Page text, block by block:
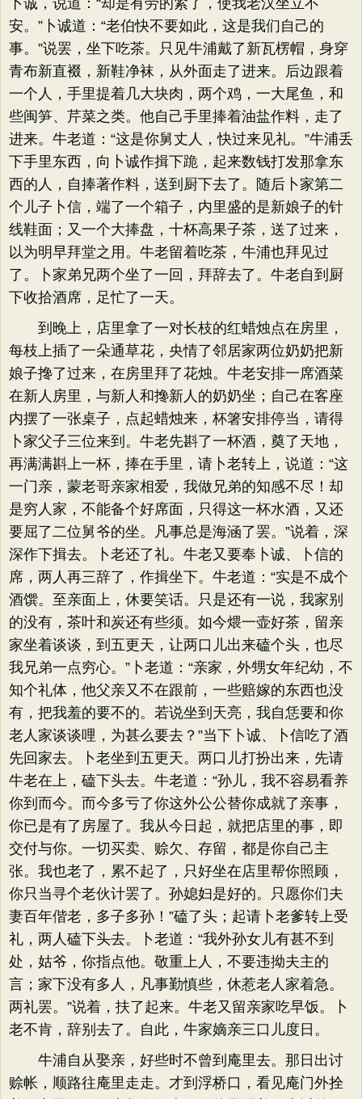
卜诚，说道：“却是有劳的紧了，使我老汉坐立不
安。”卜诚道：“老伯快不要如此，这是我们自己的
事。”说罢，坐下吃茶。只见牛浦戴了新瓦楞帽，身穿
青布新直裰，新鞋净袜，从外面走了进来。后边跟着
一个人，手里提着几大块肉，两个鸡，一大尾鱼，和
些闽笋、芹菜之类。他自己手里捧着油盐作料，走了
进来。牛老道：“这是你舅丈人，快过来见礼。”牛浦丢
下手里东西，向卜诚作揖下跪，起来数钱打发那拿东
西的人，自捧著作料，送到厨下去了。随后卜家第二
个儿子卜信，端了一个箱子，内里盛的是新娘子的针
线鞋面；又一个大捧盘，十杯高果子茶，送了过来，
以为明早拜堂之用。牛老留着吃茶，牛浦也拜见过
了。卜家弟兄两个坐了一回，拜辞去了。牛老自到厨
下收拾酒席，足忙了一天。
到晚上，店里拿了一对长枝的红蜡烛点在房里，
每枝上插了一朵通草花，央情了邻居家两位奶奶把新
娘子搀了过来，在房里拜了花烛。牛老安排一席酒菜
在新人房里，与新人和搀新人的奶奶坐；自己在客座
内摆了一张桌子，点起蜡烛来，杯箸安排停当，请得
卜家父子三位来到。牛老先斟了一杯酒，奠了天地，
再满满斟上一杯，捧在手里，请卜老转上，说道：“这
一门亲，蒙老哥亲家相爱，我做兄弟的知感不尽！却
是穷人家，不能备个好席面，只得这一杯水酒，又还
要屈了二位舅爷的坐。凡事总是海涵了罢。”说着，深
深作下揖去。卜老还了礼。牛老又要奉卜诚、卜信的
席，两人再三辞了，作揖坐下。牛老道：“实是不成个
酒馔。至亲面上，休要笑话。只是还有一说，我家别
的没有，茶叶和炭还有些须。如今煨一壶好茶，留亲
家坐着谈谈，到五更天，让两口儿出来磕个头，也尽
我兄弟一点穷心。”卜老道：“亲家，外甥女年纪幼，不
知个礼体，他父亲又不在跟前，一些赔嫁的东西也没
有，把我羞的要不的。若说坐到天亮，我自恁要和你
老人家谈谈哩，为甚么要去？”当下卜诚、卜信吃了酒
先回家去。卜老坐到五更天。两口儿打扮出来，先请
牛老在上，磕下头去。牛老道：“孙儿，我不容易看养
你到而今。而今多亏了你这外公公替你成就了亲事，
你已是有了房屋了。我从今日起，就把店里的事，即
交付与你。一切买卖、赊欠、存留，都是你自己主
张。我也老了，累不起了，只好坐在店里帮你照顾，
你只当寻个老伙计罢了。孙媳妇是好的。只愿你们夫
妻百年偕老，多子多孙！”磕了头；起请卜老爹转上受
礼，两人磕下头去。卜老道：“我外孙女儿有甚不到
处，姑爷，你指点他。敬重上人，不要违拗夫主的
言；家下没有多人，凡事勤慎些，休惹老人家着急。
两礼罢。”说着，扶了起来。牛老又留亲家吃早饭。卜
老不肯，辞别去了。自此，牛家嫡亲三口儿度日。
牛浦自从娶亲，好些时不曾到庵里去。那日出讨
赊帐，顺路往庵里走走。才到浮桥口，看见庵门外拴